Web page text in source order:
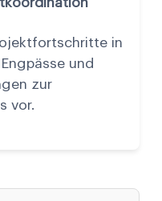
in
und
zur
vor.